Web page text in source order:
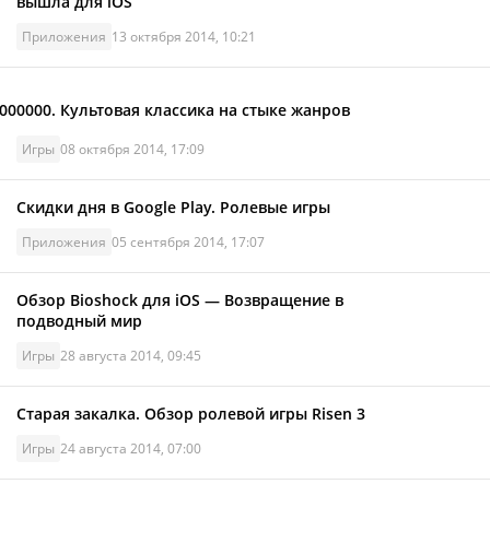
Приложения 13 октября 2014, 10:21
Культовая классика на стыке жанров
Игры 08 октября 2014, 17:09
Скидки дня в Google Play. Ролевые игры
Приложения 05 сентября 2014, 17:07
Обзор Bioshock для iOS — Возвращение в
подводный мир
Игры 28 августа 2014, 09:45
Старая закалка. Обзор ролевой игры Risen 3
Игры 24 августа 2014, 07:00